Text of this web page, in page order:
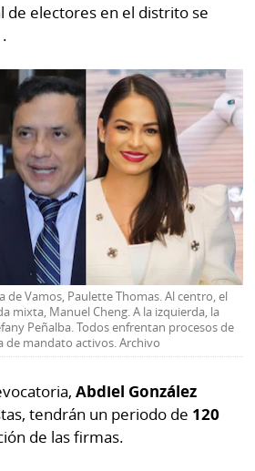
de electores en el distrito se
de Vamos, Paulette Thomas. Al centro, el
mixta, Manuel Cheng. A la izquierda, la
Peñalba. Todos enfrentan procesos de
de mandato activos. Archivo
Abdiel González
tendrán un periodo de 120
de las firmas.